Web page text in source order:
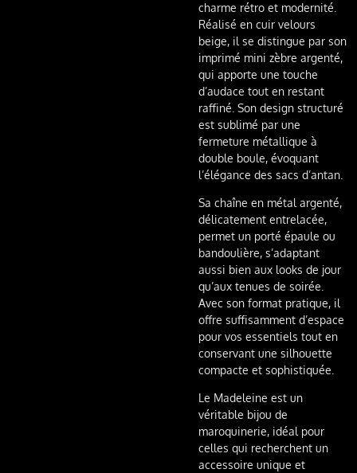
charme rétro et modernité.
Réalisé en cuir velours
beige, il se distingue par son
imprimé mini zèbre argenté,
qui apporte une touche
d’audace tout en restant
raffiné. Son design structuré
est sublimé par une
fermeture métallique à
double boule, évoquant
l’élégance des sacs d’antan.
Sa chaîne en métal argenté,
délicatement entrelacée,
permet un porté épaule ou
bandoulière, s’adaptant
aussi bien aux looks de jour
qu’aux tenues de soirée.
Avec son format pratique, il
offre suffisamment d’espace
pour vos essentiels tout en
conservant une silhouette
compacte et sophistiquée.
Le Madeleine est un
véritable bijou de
maroquinerie, idéal pour
celles qui recherchent un
accessoire unique et